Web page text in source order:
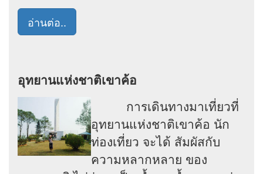
อ่านต่อ..
อุทยานแห่งชาติเขาค้อ
การเดินทางมาเที่ยวที่
อุทยานแห่งชาติเขาค้อ นัก
ท่องเที่ยว จะได้ สัมผัสกับ
ความหลากหลาย ของ